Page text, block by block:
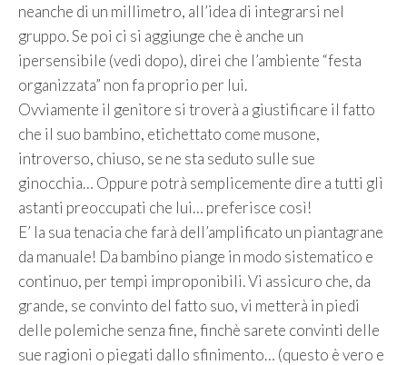
neanche di un millimetro, all’idea di integrarsi nel
gruppo. Se poi ci si aggiunge che è anche un
ipersensibile (vedi dopo), direi che l’ambiente “festa
organizzata” non fa proprio per lui.
Ovviamente il genitore si troverà a giustificare il fatto
che il suo bambino, etichettato come musone,
introverso, chiuso, se ne sta seduto sulle sue
ginocchia… Oppure potrà semplicemente dire a tutti gli
astanti preoccupati che lui… preferisce così!
E’ la sua tenacia che farà dell’amplificato un piantagrane
da manuale! Da bambino piange in modo sistematico e
continuo, per tempi improponibili. Vi assicuro che, da
grande, se convinto del fatto suo, vi metterà in piedi
delle polemiche senza fine, finchè sarete convinti delle
sue ragioni o piegati dallo sfinimento… (questo è vero e